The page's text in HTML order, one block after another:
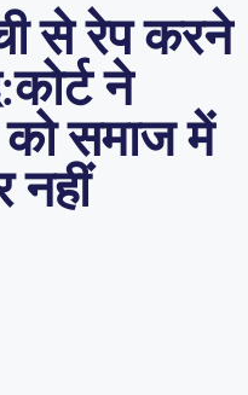
से रेप करने
ने
को समाज में
नहीं